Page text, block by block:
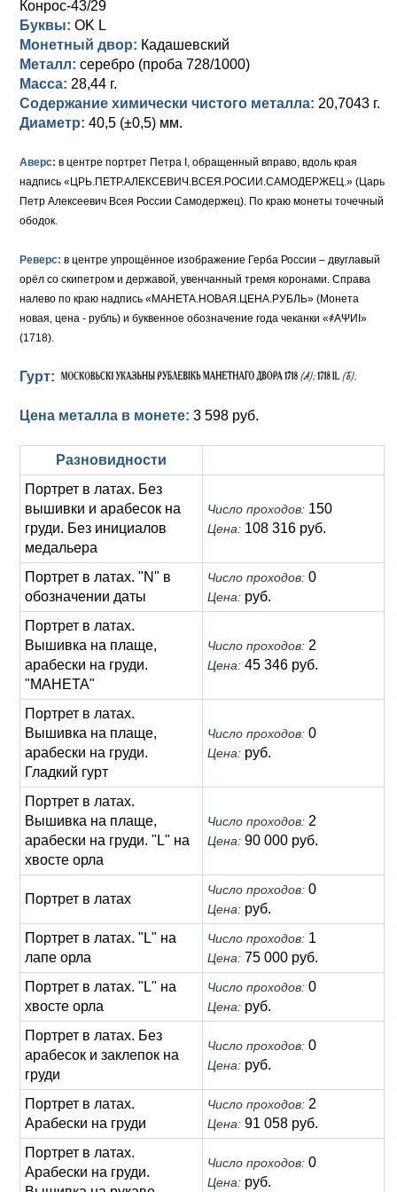
Русско-Польские
Для Польши
Памятные и донативные
Для Грузии
Для Польши
Медь
Серебро
Медь
Сибирские монеты
Таврические монеты
Елизавета I (1741-1762)
Золото
Серебро
Для Пруссии
Иоанн Антонович (1740-1741)
Анна Иоанновна (1730-1740)
Екатерина I (1725-1727)
Петр I (1682-1725)
Серебро
Медь
Конрос-43/29
Буквы: OK L
Монетный двор: Кадашевский
Металл: серебро (проба 728/1000)
Масса: 28,44 г.
Содержание химически чистого металла: 20,7043 г.
Диаметр: 40,5 (±0,5) мм.
Аверс: в центре портрет Петра I, обращенный вправо, вдоль края
надпись «ЦРЬ.ПЕТР.АЛЕКСЕВИЧ.ВСЕЯ.РОСИИ.САМОДЕРЖЕЦ.» (Царь
Петр Алексеевич Всея России Самодержец). По краю монеты точечный
ободок.
Реверс: в центре упрощённое изображение Герба России – двуглавый
орёл со скипетром и державой, увенчанный тремя коронами. Справа
налево по краю надпись «МАНЕТА.НОВАЯ.ЦЕНА.РУБЛЬ» (Монета
новая, цена - рубль) и буквенное обозначение года чеканки «҂АΨИI»
(1718).
Гурт:
Цена металла в монете: 3 598 руб.
Разновидности
Портрет в латах. Без
вышивки и арабесок на
груди. Без инициалов
медальера
Число проходов: 150
Цена: 108 316 руб.
Портрет в латах. "N" в
обозначении даты
Число проходов: 0
Цена: руб.
Портрет в латах.
Вышивка на плаще,
арабески на груди.
"МАНЕТА"
Число проходов: 2
Цена: 45 346 руб.
Портрет в латах.
Вышивка на плаще,
арабески на груди.
Гладкий гурт
Число проходов: 0
Цена: руб.
Портрет в латах.
Вышивка на плаще,
арабески на груди. "L" на
хвосте орла
Число проходов: 2
Цена: 90 000 руб.
Портрет в латах
Число проходов: 0
Цена: руб.
Портрет в латах. "L" на
лапе орла
Число проходов: 1
Цена: 75 000 руб.
Портрет в латах. "L" на
хвосте орла
Число проходов: 0
Цена: руб.
Портрет в латах. Без
арабесок и заклепок на
груди
Число проходов: 0
Цена: руб.
Портрет в латах.
Арабески на груди
Число проходов: 2
Цена: 91 058 руб.
Портрет в латах.
Арабески на груди.
Число проходов: 0
Цена: руб.